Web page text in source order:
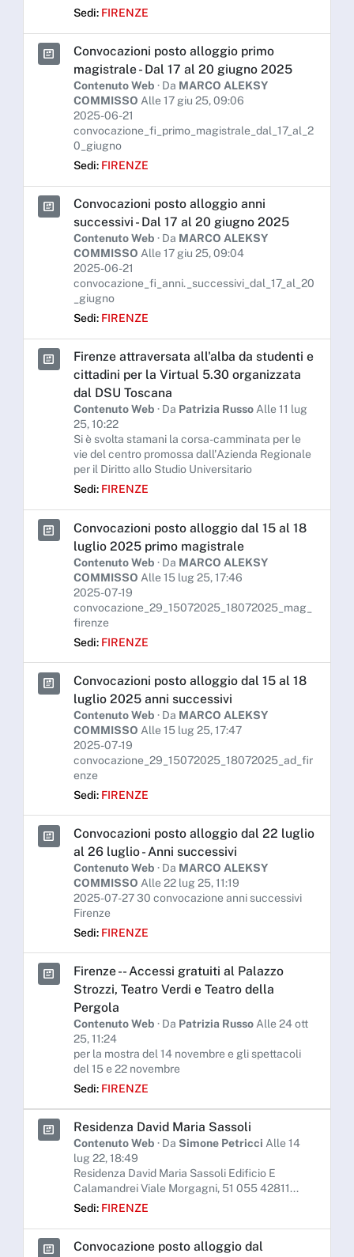
Sedi: FIRENZE
Convocazioni posto alloggio primo
magistrale - Dal 17 al 20 giugno 2025
Contenuto Web · Da MARCO ALEKSY
COMMISSO Alle 17 giu 25, 09:06
2025-06-21
convocazione_fi_primo_magistrale_dal_17_al_2
0_giugno
Sedi: FIRENZE
Convocazioni posto alloggio anni
successivi - Dal 17 al 20 giugno 2025
Contenuto Web · Da MARCO ALEKSY
COMMISSO Alle 17 giu 25, 09:04
2025-06-21
convocazione_fi_anni._successivi_dal_17_al_20
_giugno
Sedi: FIRENZE
Firenze attraversata all'alba da studenti e
cittadini per la Virtual 5.30 organizzata
dal DSU Toscana
Contenuto Web · Da Patrizia RussoAlle 11 lug
25, 10:22
Si è svolta stamani la corsa-camminata per le
vie del centro promossa dall'Azienda Regionale
per il Diritto allo Studio Universitario
Sedi: FIRENZE
Convocazioni posto alloggio dal 15 al 18
luglio 2025 primo magistrale
Contenuto Web · Da MARCO ALEKSY
COMMISSO Alle 15 lug 25, 17:46
2025-07-19
convocazione_29_15072025_18072025_mag_
firenze
Sedi: FIRENZE
Convocazioni posto alloggio dal 15 al 18
luglio 2025 anni successivi
Contenuto Web · Da MARCO ALEKSY
COMMISSO Alle 15 lug 25, 17:47
2025-07-19
convocazione_29_15072025_18072025_ad_fir
enze
Sedi: FIRENZE
Convocazioni posto alloggio dal 22 luglio
al 26 luglio - Anni successivi
Contenuto Web · Da MARCO ALEKSY
COMMISSO Alle 22 lug 25, 11:19
2025-07-27 30 convocazione anni successivi
Firenze
Sedi: FIRENZE
Firenze - - Accessi gratuiti al Palazzo
Strozzi, Teatro Verdi e Teatro della
Pergola
Contenuto Web · Da Patrizia Russo Alle 24 ott
25, 11:24
per la mostra del 14 novembre e gli spettacoli
del 15 e 22 novembre
Sedi: FIRENZE
Residenza David Maria Sassoli
Contenuto Web · Da Simone Petricci Alle 14
lug 22, 18:49
Residenza David Maria Sassoli Edificio E
Calamandrei Viale Morgagni, 51 055 42811...
Sedi: FIRENZE
Convocazione posto alloggio dal